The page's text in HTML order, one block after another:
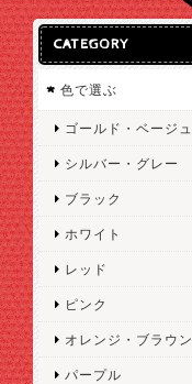
CATEGORY
色で選ぶ
ゴールド・ベージュ
シルバー・グレー
ブラック
ホワイト
レッド
ピンク
オレンジ・ブラウン
パープル